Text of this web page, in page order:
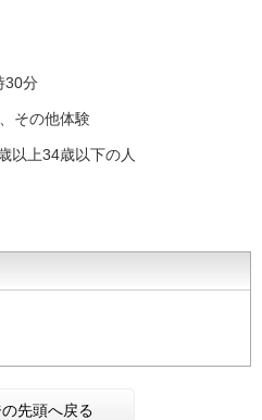
30分
その他体験
以上34歳以下の人
先頭へ戻る